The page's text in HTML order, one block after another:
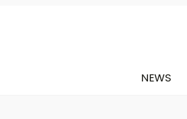
NEWS